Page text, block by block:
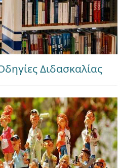
Διδασκαλίας